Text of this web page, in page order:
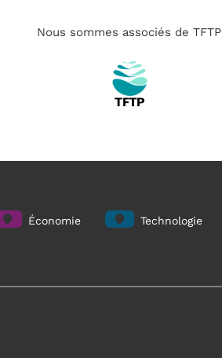
Nous sommes associés de TFTP
Économie Technologie